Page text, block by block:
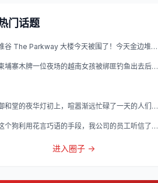
门话题
谷 The Parkway 大楼今天被围了！今天金边堆谷
埔寨木牌一位夜场的越南女孩被绑匪钓鱼出去后遭
和堂的夜华灯初上，喧嚣渐远忙碌了一天的人们渐
个狗利用花言巧语的手段，我公司的员工听信了他
进入圈子 →